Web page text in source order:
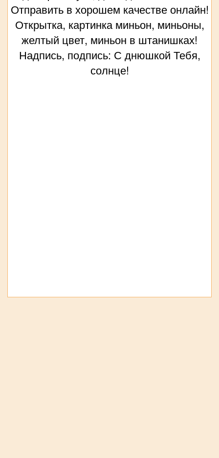
Отправить в хорошем качестве онлайн!
Открытка, картинка миньон, миньоны,
желтый цвет, миньон в штанишках!
Надпись, подпись: С днюшкой Тебя,
солнце!